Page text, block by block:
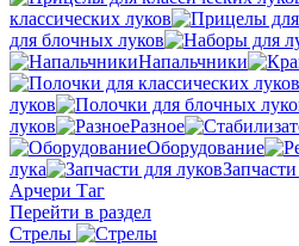
классических луков
для блочных луков
Напальчники
луков
луков
Разное
Оборудование
лука
Арчери Таг
Перейти в раздел
Стрелы